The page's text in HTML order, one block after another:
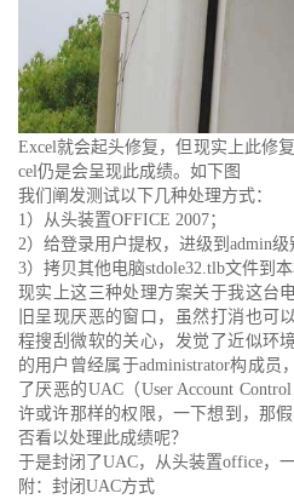
Excel就会起头修复，但现实上此修
cel仍是会呈现此成绩。如下图
我们阐发测试以下几种处理方式：
1）从头装置OFFICE 2007；
2）给登录用户提权，进级到admin级
3）拷贝其他电脑stdole32.tlb文件到
现实上这三种处理方案关于我这台
旧呈现厌恶的窗口，虽然打消也可
程搜刮微软的关心，发觉了近似环
的用户曾经属于administrator构成员
了厌恶的UAC（User Account
许或许那样的权限，一下想到，那
否看以处理此成绩呢？
于是封闭了UAC，从头装置office，
附：封闭UAC方式